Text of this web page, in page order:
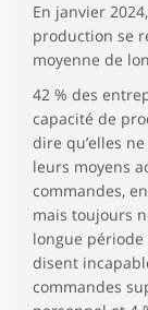
En janvier
production se
moyenne de
42 % des
capacité de
dire qu’elles
leurs moyens
commandes,
mais toujours
longue période
disent
commandes